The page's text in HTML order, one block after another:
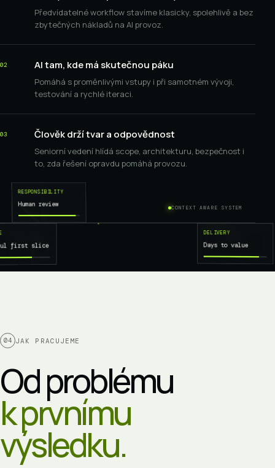
Předvídatelné workflow stavíme klasicky, spolehlivě a bez
zbytečných nákladů na AI provoz.
02 AI tam, kde má skutečnou páku
Pomáhá s proměnlivými vstupy i při samotném vývoji,
testování a rychlé iteraci.
03 Člověk drží tvar a odpovědnost
Seniorní vedení hlídá scope, architekturu, bezpečnost i
to, zda řešení opravdu pomáhá provozu.
v26.07
first slice
DELIVERY
Days to value
RESPONSIBILITY
Human review CONTEXT AWARE SYSTEM
04 JAK PRACUJEME
Od problému
k prvnímu
výsledku.